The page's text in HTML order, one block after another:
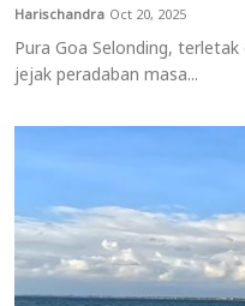
Harischandra Oct 20, 2025
Pura Goa Selonding,
jejak peradaban masa...